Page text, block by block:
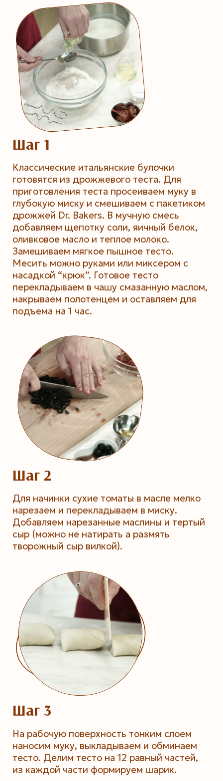
Шаг 1
Классические итальянские булочки
готовятся из дрожжевого теста. Для
приготовления теста просеиваем муку в
глубокую миску и смешиваем с пакетиком
дрожжей Dr. Bakers. В мучную смесь
добавляем щепотку соли, яичный белок,
оливковое масло и теплое молоко.
Замешиваем мягкое пышное тесто.
Месить можно руками или миксером с
насадкой “крюк”. Готовое тесто
перекладываем в чашу смазанную маслом,
накрываем полотенцем и оставляем для
подъема на 1 час.
Шаг 2
Для начинки сухие томаты в масле мелко
нарезаем и перекладываем в миску.
Добавляем нарезанные маслины и тертый
сыр (можно не натирать а размять
творожный сыр вилкой).
Шаг 3
На рабочую поверхность тонким слоем
наносим муку, выкладываем и обминаем
тесто. Делим тесто на 12 равный частей,
из каждой части формируем шарик.